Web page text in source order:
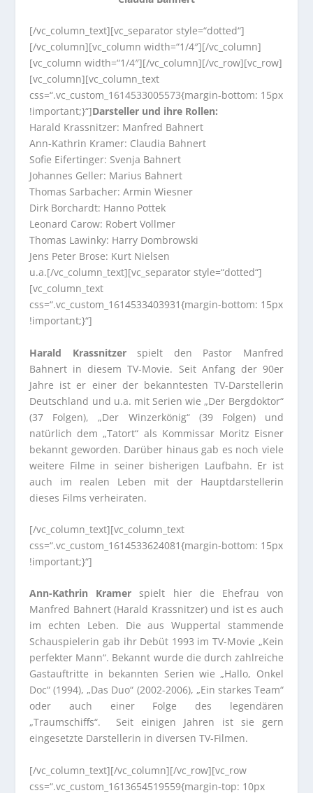
[/vc_column_text][vc_separator style=“dotted“]
[/vc_column][vc_column width=“1/4″][/vc_column]
[vc_column width=“1/4″][/vc_column][/vc_row][vc_row]
[vc_column][vc_column_text
css=“.vc_custom_1614533005573{margin-bottom: 15px
!important;}“]Darsteller und ihre Rollen:
Harald Krassnitzer: Manfred Bahnert
Ann-Kathrin Kramer: Claudia Bahnert
Sofie Eifertinger: Svenja Bahnert
Johannes Geller: Marius Bahnert
Thomas Sarbacher: Armin Wiesner
Dirk Borchardt: Hanno Pottek
Leonard Carow: Robert Vollmer
Thomas Lawinky: Harry Dombrowski
Jens Peter Brose: Kurt Nielsen
u.a.[/vc_column_text][vc_separator style=“dotted“]
[vc_column_text
css=“.vc_custom_1614533403931{margin-bottom: 15px
!important;}“]
Harald Krassnitzerspielt den Pastor Manfred
Bahnert in diesem TV-Movie. Seit Anfang der 90er
Jahre ist er einer der bekanntesten TV-Darstellerin
Deutschland und u.a. mit Serien wie „Der Bergdoktor“
(37 Folgen), „Der Winzerkönig“ (39 Folgen) und
natürlich dem „Tatort“ als Kommissar Moritz Eisner
bekannt geworden. Darüber hinaus gab es noch viele
weitere Filme in seiner bisherigen Laufbahn. Er ist
auch im realen Leben mit der Hauptdarstellerin
dieses Films verheiraten.
[/vc_column_text][vc_column_text
css=“.vc_custom_1614533624081{margin-bottom: 15px
!important;}“]
Ann-Kathrin Kramer spielt hier die Ehefrau von
Manfred Bahnert (Harald Krassnitzer) und ist es auch
im echten Leben. Die aus Wuppertal stammende
Schauspielerin gab ihr Debüt 1993 im TV-Movie „Kein
perfekter Mann“. Bekannt wurde die durch zahlreiche
Gastauftritte in bekannten Serien wie „Hallo, Onkel
Doc“ (1994), „Das Duo“ (2002-2006), „Ein starkes Team“
oder auch einer Folge des legendären
„Traumschiffs“. Seit einigen Jahren ist sie gern
eingesetzte Darstellerin in diversen TV-Filmen.
[/vc_column_text][/vc_column][/vc_row][vc_row
css=“.vc_custom_1613654519559{margin-top: 10px